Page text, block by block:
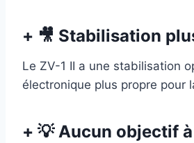
+ 🎥 Stabilisation
Le ZV-1 II a une stabilisation
électronique plus propre pour
+ 💡 Aucun objectif